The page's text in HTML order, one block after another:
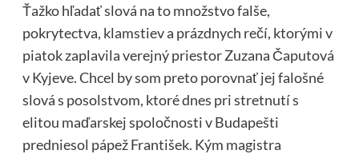
Ťažko hľadať slová na to množstvo falše,
pokrytectva, klamstiev a prázdnych rečí, ktorými v
piatok zaplavila verejný priestor Zuzana Čaputová
v Kyjeve. Chcel by som preto porovnať jej falošné
slová s posolstvom, ktoré dnes pri stretnutí s
elitou maďarskej spoločnosti v Budapešti
predniesol pápež František. Kým magistra